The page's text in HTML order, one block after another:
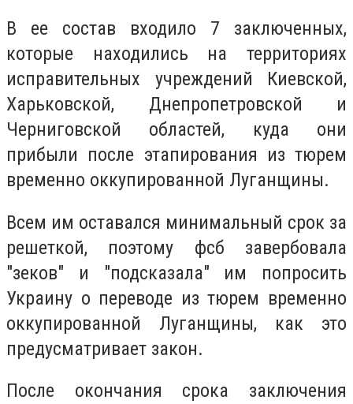
В ее состав входило 7 заключенных,
которые находились на территориях
исправительных учреждений Киевской,
Харьковской, Днепропетровской и
Черниговской областей, куда они
прибыли после этапирования из тюрем
временно оккупированной Луганщины.
Всем им оставался минимальный срок за
решеткой, поэтому фсб завербовала
"зеков" и "подсказала" им попросить
Украину о переводе из тюрем временно
оккупированной Луганщины, как это
предусматривает закон.
После окончания срока заключения